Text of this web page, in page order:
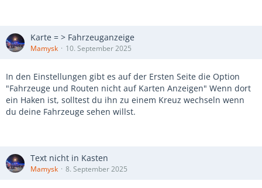
Karte = > Fahrzeuganzeige
Mamysk 10. September 2025
In den Einstellungen gibt es auf der Ersten Seite die Option
"Fahrzeuge und Routen nicht auf Karten Anzeigen" Wenn dort
ein Haken ist, solltest du ihn zu einem Kreuz wechseln wenn
du deine Fahrzeuge sehen willst.
Text nicht in Kasten
Mamysk 8. September 2025